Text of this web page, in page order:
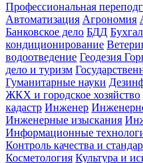
Профессиональная
Автоматизация Агрономия
Банковское дело БДД
кондиционирование
водоотведение Геодезия
дело и туризм
Гуманитарные науки
ЖКХ и городское хозяйство
кадастр Инженер
Инженерные изыскания
Информационные
Контроль качества и
Косметология Культура и